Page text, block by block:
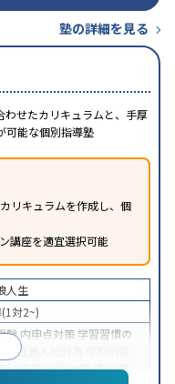
塾の詳細を見る
わせたカリキュラムと、手厚
可能な個別指導塾
リキュラムを作成し、個
講座を適宜選択可能
人生
対2~)
験 内申点対策 学習習慣の
推薦入試対策
検(英語検定)対策漢検(漢